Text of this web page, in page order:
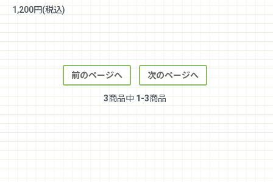
1,200円(税込)
前のページへ 次のページへ
3商品中 1-3商品